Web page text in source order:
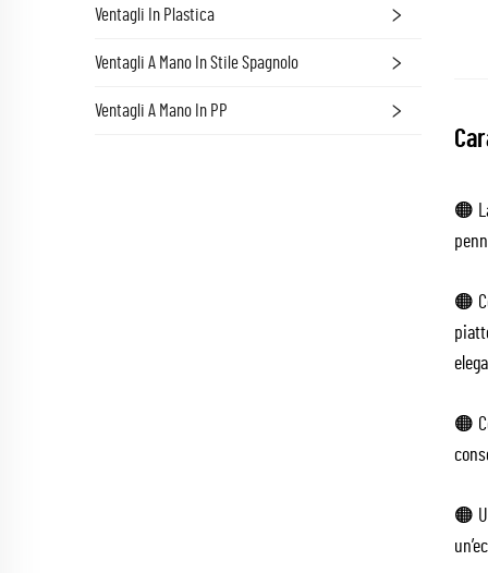
Ventagli In Plastica
Ventagli A Mano In Stile Spagnolo
Ventagli A Mano In PP
🟠
🟠
🟠
🟠